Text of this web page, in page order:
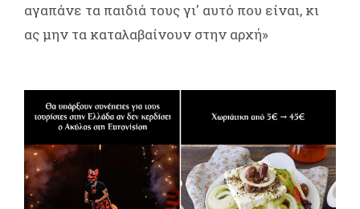
αγαπάνε τα παιδιά τους γι' αυτό που είναι, κι
ας μην τα καταλαβαίνουν στην αρχή»